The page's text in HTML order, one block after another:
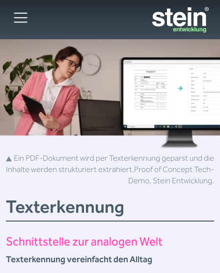
Texterkennung
Ein PDF-Dokument wird per Texterkennung geparst und die
Inhalte werden strukturiert extrahiert.Proof of Concept Tech-
Demo, Stein Entwicklung.
Schnittstelle zur analogen Welt
Texterkennung vereinfacht den Alltag